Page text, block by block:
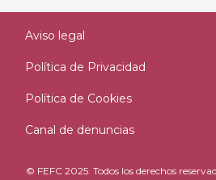
© FEFC 2025. Todos los derechos
Aviso legal
Política de Privacidad
Política de Cookies
Canal de denuncias